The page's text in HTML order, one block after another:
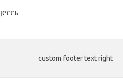
custom footer text right